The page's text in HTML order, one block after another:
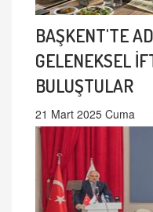
BAŞKENT'TE
GELENEKSEL
BULUŞTULAR
21 Mart 2025 Cuma